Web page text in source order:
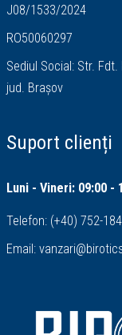
J08/1533/2024
RO50060297
Sediul Social: Str. Fdt.
jud. Brașov
Suport clienți
Luni - Vineri: 09:00 -
Telefon: (+40) 752-
Email: